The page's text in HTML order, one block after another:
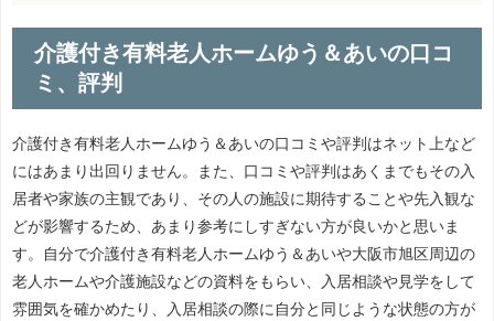
介護付き有料老人ホームゆう＆あいの口コ
ミ、評判
介護付き有料老人ホームゆう＆あいの口コミや評判はネット上など
にはあまり出回りません。また、口コミや評判はあくまでもその入
居者や家族の主観であり、その人の施設に期待することや先入観な
どが影響するため、あまり参考にしすぎない方が良いかと思いま
す。自分で介護付き有料老人ホームゆう＆あいや大阪市旭区周辺の
老人ホームや介護施設などの資料をもらい、入居相談や見学をして
雰囲気を確かめたり、入居相談の際に自分と同じような状態の方が